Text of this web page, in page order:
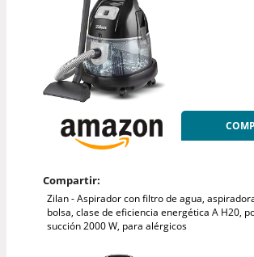
Compartir:
Zilan - Aspirador con filtro de agua,
bolsa, clase de eficiencia energética A H20,
succión 2000 W, para alérgicos